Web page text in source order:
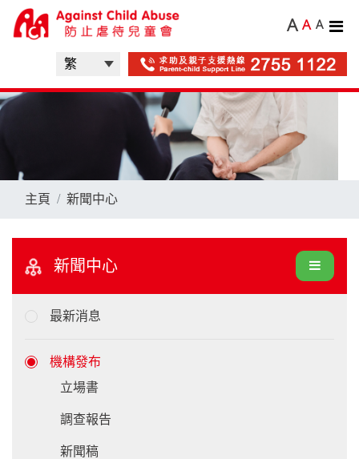
A A A
主頁 新聞中心
新聞中心
最新消息
機構發布
立場書
調查報告
新聞稿